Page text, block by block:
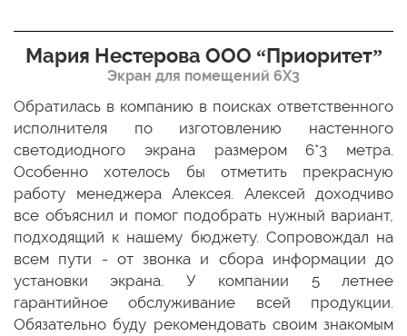
Мария Нестерова ООО “Приоритет”
Экран для помещений 6Х3
Обратилась в компанию в поисках ответственного
исполнителя по изготовлению настенного
светодиодного экрана размером 6*3 метра.
Особенно хотелось бы отметить прекрасную
работу менеджера Алексея. Алексей доходчиво
все объяснил и помог подобрать нужный вариант,
подходящий к нашему бюджету. Сопровождал на
всем пути - от звонка и сбора информации до
установки экрана. У компании 5 летнее
гарантийное обслуживание всей продукции.
Обязательно буду рекомендовать своим знакомым